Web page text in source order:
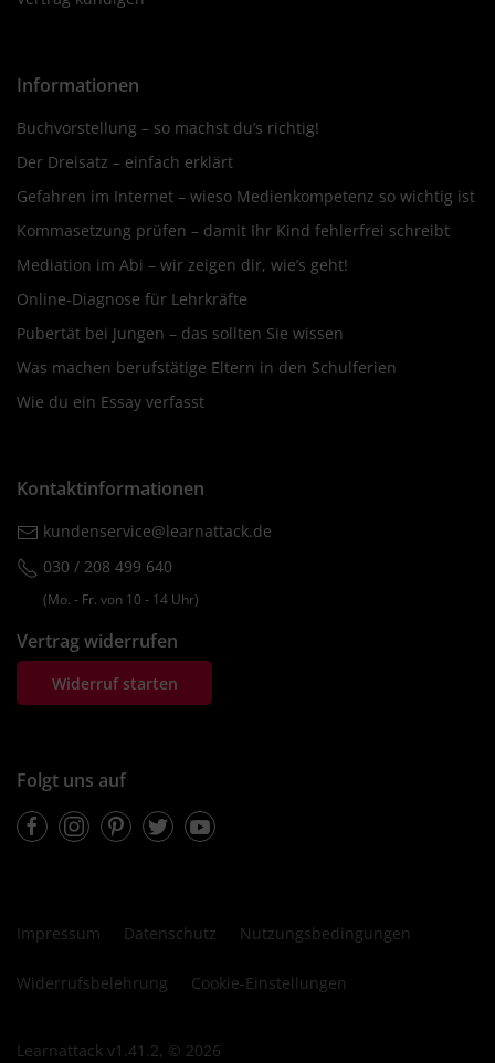
Informationen
Buchvorstellung – so machst du’s richtig!
Der Dreisatz – einfach erklärt
Gefahren im Internet – wieso Medienkompetenz so wichtig ist
Kommasetzung prüfen – damit Ihr Kind fehlerfrei schreibt
Mediation im Abi – wir zeigen dir, wie’s geht!
Online-Diagnose für Lehrkräfte
Pubertät bei Jungen – das sollten Sie wissen
Was machen berufstätige Eltern in den Schulferien
Wie du ein Essay verfasst
Kontaktinformationen
kundenservice@learnattack.de
030 / 208 499 640
(Mo. ‐ Fr. von 10 ‐ 14 Uhr)
Vertrag widerrufen
Widerruf starten
Folgt uns auf
FacebookInstagramPinterestTwitterYoutube
Impressum Datenschutz Nutzungsbedingungen
Widerrufsbelehrung Cookie-Einstellungen
Learnattack v1.41.2, © 2026